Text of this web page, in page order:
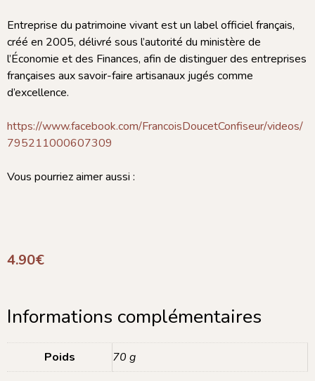
Entreprise du patrimoine vivant est un label officiel français,
créé en 2005, délivré sous l’autorité du ministère de
l’Économie et des Finances, afin de distinguer des entreprises
françaises aux savoir-faire artisanaux jugés comme
d’excellence.
https://www.facebook.com/FrancoisDoucetConfiseur/videos/
795211000607309
Vous pourriez aimer aussi :
4.90€
Informations complémentaires
Poids 70 g